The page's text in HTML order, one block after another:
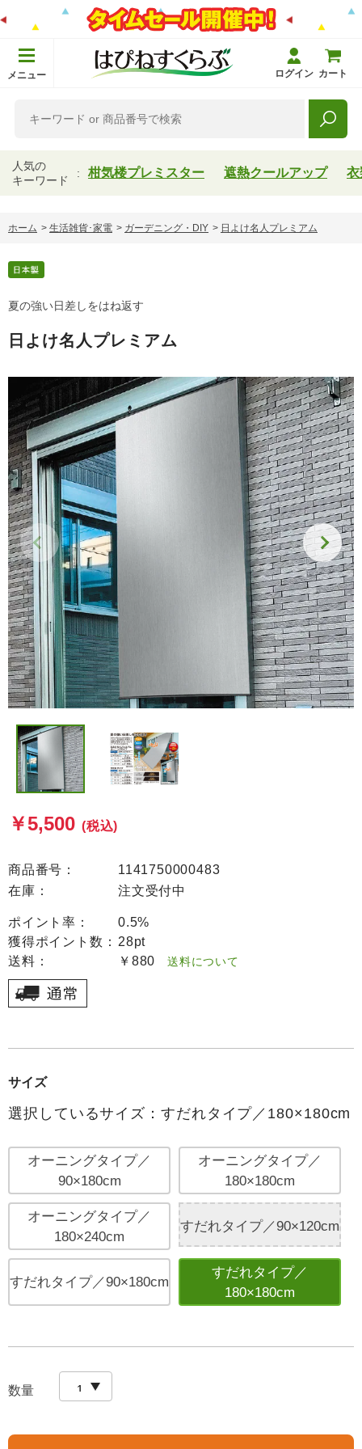
メニュー ログイン カート
人気の
キーワード
柑気楼プレミスター 遮熱クールアップ 衣
ホーム > 生活雑貨･家電 > ガーデニング・DIY > 日よけ名人プレミアム
夏の強い日差しをはね返す
日よけ名人プレミアム
￥5,500 (税込)
商品番号：
1141750000483
在庫：
注文受付中
ポイント率：
0.5%
獲得ポイント数： 28pt
送料：
￥880 送料について
サイズ
選択しているサイズ：すだれタイプ／180×180cm
オーニングタイプ／
90×180cm
オーニングタイプ／
180×180cm
オーニングタイプ／
180×240cm
すだれタイプ／90×120cm
すだれタイプ／90×180cm
すだれタイプ／
180×180cm
数量